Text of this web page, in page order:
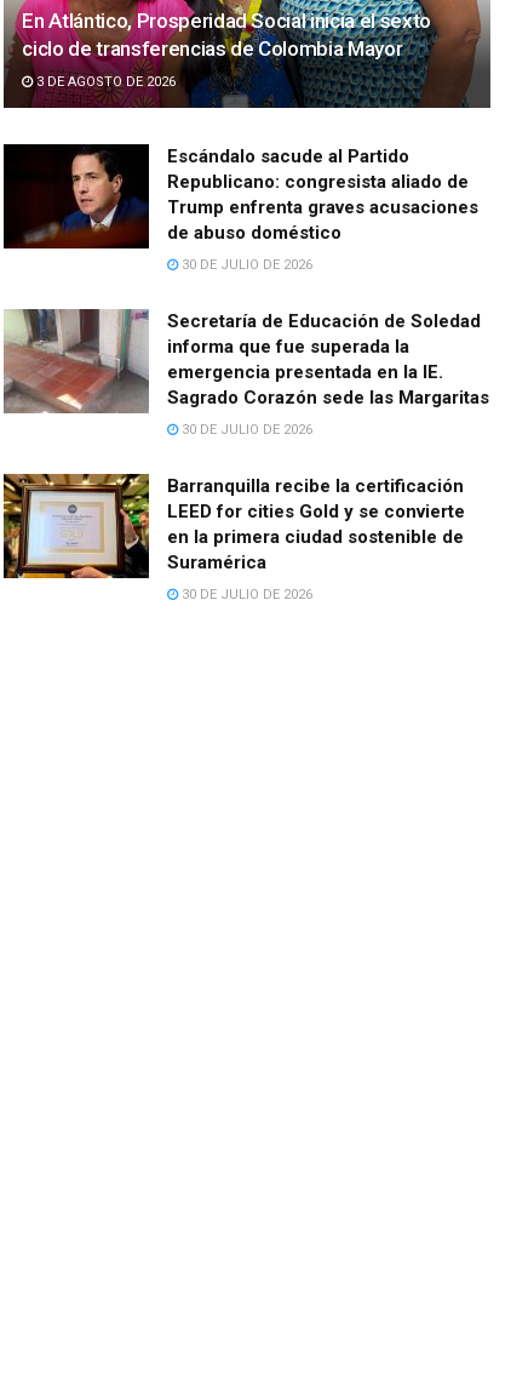
En Atlántico, Prosperidad Social inicia el sexto
ciclo de transferencias de Colombia Mayor
3 DE AGOSTO DE 2026
Escándalo sacude al Partido
Republicano: congresista aliado de
Trump enfrenta graves acusaciones
de abuso doméstico
30 DE JULIO DE 2026
Secretaría de Educación de Soledad
informa que fue superada la
emergencia presentada en la IE.
Sagrado Corazón sede las Margaritas
30 DE JULIO DE 2026
Barranquilla recibe la certificación
LEED for cities Gold y se convierte
en la primera ciudad sostenible de
Suramérica
30 DE JULIO DE 2026